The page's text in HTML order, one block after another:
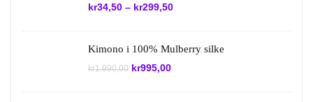
kr34,50 – kr299,50
Kimono i 100% Mulberry silke
kr1.990,00 Opprinnelig
kr995,00Nåværende